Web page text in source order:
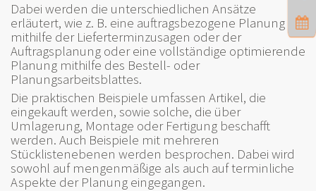
Dabei werden die unterschiedlichen Ansätze
erläutert, wie z. B. eine auftragsbezogene Planung
mithilfe der Lieferterminzusagen oder der
Auftragsplanung oder eine vollständige optimierende
Planung mithilfe des Bestell- oder
Planungsarbeitsblattes.
Die praktischen Beispiele umfassen Artikel, die
eingekauft werden, sowie solche, die über
Umlagerung, Montage oder Fertigung beschafft
werden. Auch Beispiele mit mehreren
Stücklistenebenen werden besprochen. Dabei wird
sowohl auf mengenmäßige als auch auf terminliche
Aspekte der Planung eingegangen.